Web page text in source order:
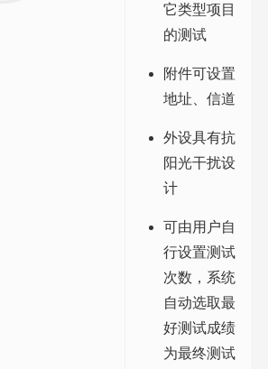
它类型项目
的测试
附件可设置
地址、信道
外设具有抗
阳光干扰设
计
可由用户自
行设置测试
次数，系统
自动选取最
好测试成绩
为最终测试